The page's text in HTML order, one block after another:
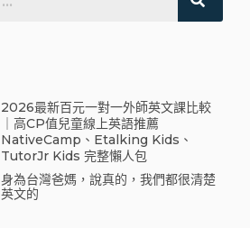
2026最新百元一對一外師英文課比較
｜高CP值兒童線上英語推薦
NativeCamp、Etalking Kids、
TutorJr Kids 完整懶人包
身為台灣爸媽，說真的，我們都很清楚
英文的